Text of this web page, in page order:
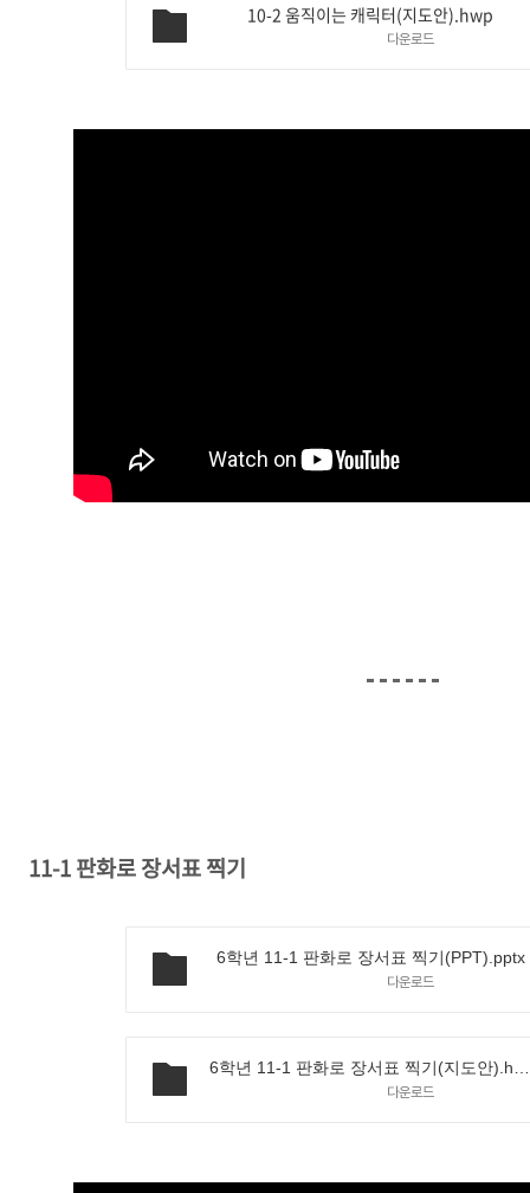
10-2 움직이는 캐릭터(지도안).hwp
다운로드
11-1 판화로 장서표 찍기
6학년 11-1 판화로 장서표 찍기(PPT).pptx
다운로드
다운로드